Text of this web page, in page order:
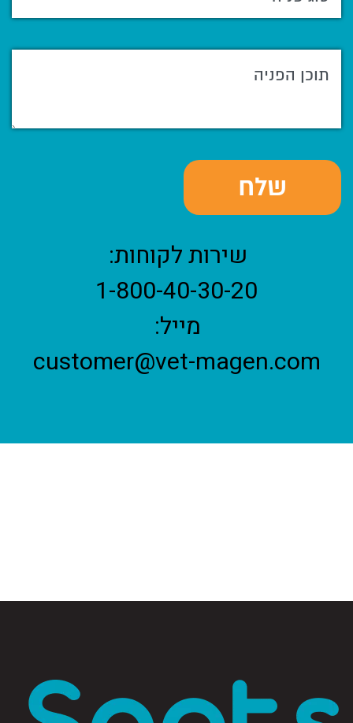
שירות לקוחות:
1-800-40-30-20
מייל:
customer@vet-magen.com